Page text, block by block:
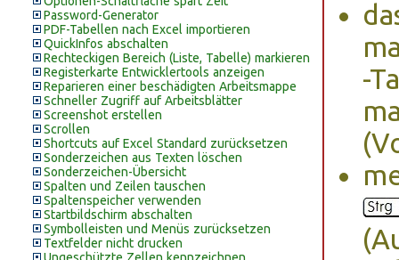
Password-Generator
PDF-Tabellen nach Excel importieren
QuickInfos abschalten
Rechteckigen Bereich (Liste, Tabelle) markieren
Registerkarte Entwicklertools anzeigen
Reparieren einer beschädigten Arbeitsmappe
Schneller Zugriff auf Arbeitsblätter
Screenshot erstellen
Scrollen
Shortcuts auf Excel Standard zurücksetzen
Sonderzeichen aus Texten löschen
Sonderzeichen-Übersicht
Spalten und Zeilen tauschen
Spaltenspeicher verwenden
Startbildschirm abschalten
Symbolleisten und Menüs zurücksetzen
Textfelder nicht drucken
-